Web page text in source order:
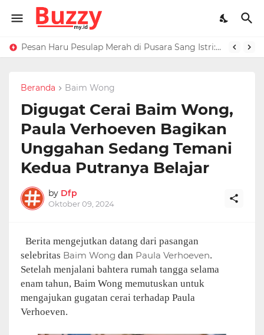
Pesan Haru Pesulap Merah di Pusara Sang Istri: Sekarang Kamu Enggak Perlu Sakit Disuntik Lagi
Raffi Ahmad Masih di LN, Kirim Rp 1 M ke Jeje Buat Korban Longsor Bandung Barat
Beranda Baim Wong
Digugat Cerai Baim Wong,
Paula Verhoeven Bagikan
Unggahan Sedang Temani
Kedua Putranya Belajar
by Dfp
Oktober 09, 2024
Berita mengejutkan datang dari pasangan
selebritas Baim Wong dan Paula Verhoeven.
Setelah menjalani bahtera rumah tangga selama
enam tahun, Baim Wong memutuskan untuk
mengajukan gugatan cerai terhadap Paula
Verhoeven.